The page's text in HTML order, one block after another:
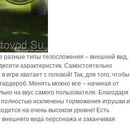
разные типы телосложения – внешний вид,
характеристик. Самостоятельно
хватает с головой! Так, для того, чтобы
Менять можно все – начиная от
на вкус самого пользователя. Благодаря
исключены торможения игрушки
на очень высоком уровне! Есть
вида персонажа и заканчивая